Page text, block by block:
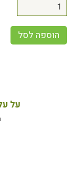
הוספה לסל
על